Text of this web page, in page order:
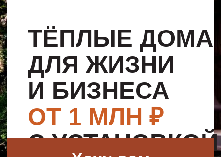
С УСТАНОВКОЙ
ЗА 1 ДЕНЬ
Хочу дом